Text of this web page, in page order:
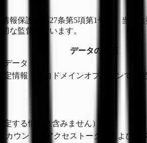
保護法第27条第5項第1号）。当方
な監督を行います。
データの種類
データ
情報（独自ドメインオプションで設
する情報は含みません）
カウントのアクセストークンおよびリ